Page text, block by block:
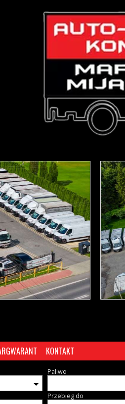
KONTAKT
Paliwo
Przebieg do